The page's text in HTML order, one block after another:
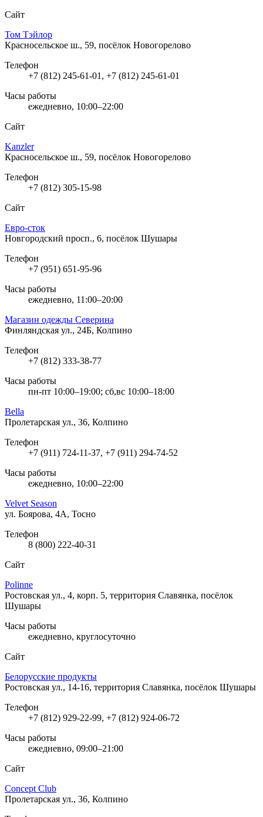
Сайт
Том Тэйлор
Красносельское ш., 59, посёлок Новогорелово
Телефон
+7 (812) 245-61-01, +7 (812) 245-61-01
Часы работы
ежедневно, 10:00–22:00
Сайт
Kanzler
Красносельское ш., 59, посёлок Новогорелово
Телефон
+7 (812) 305-15-98
Сайт
Евро-сток
Новгородский просп., 6, посёлок Шушары
Телефон
+7 (951) 651-95-96
Часы работы
ежедневно, 11:00–20:00
Магазин одежды Северина
Финляндская ул., 24Б, Колпино
Телефон
+7 (812) 333-38-77
Часы работы
пн-пт 10:00–19:00; сб,вс 10:00–18:00
Bella
Пролетарская ул., 36, Колпино
Телефон
+7 (911) 724-11-37, +7 (911) 294-74-52
Часы работы
ежедневно, 10:00–22:00
Velvet Season
ул. Боярова, 4А, Тосно
Телефон
8 (800) 222-40-31
Сайт
Polinne
Ростовская ул., 4, корп. 5, территория Славянка, посёлок
Шушары
Часы работы
ежедневно, круглосуточно
Сайт
Белорусские продукты
Ростовская ул., 14-16, территория Славянка, посёлок Шушары
Телефон
+7 (812) 929-22-99, +7 (812) 924-06-72
Часы работы
ежедневно, 09:00–21:00
Сайт
Concept Club
Пролетарская ул., 36, Колпино